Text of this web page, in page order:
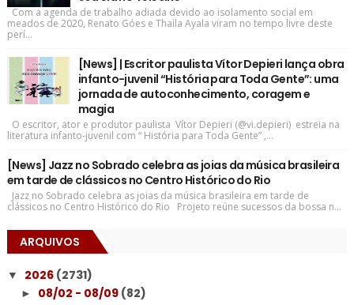
Com a agenda de trabalho adiada devido ao isolamento social em
meados de 2020, Renato Góes e Thaila Ayala viram no tempo livre deste
perí...
[News] | Escritor paulista Vítor Depieri lança obra
infanto-juvenil “História para Toda Gente”: uma
jornada de autoconhecimento, coragem e
magia
O escritor, ator e produtor paulista Vítor Depieri (@vi.depieri) estreia na
literatura infanto-juvenil com “ História para Toda Gente” ,...
[News] Jazz no Sobrado celebra as joias da música brasileira
em tarde de clássicos no Centro Histórico do Rio
Jazz no Sobrado celebra as joias da música brasileira em tarde de
clássicos no Centro Histórico do Rio Projeto reúne sucessos da bossa n...
ARQUIVOS
▼ 2026 (2731)
► 08/02 - 08/09 (82)